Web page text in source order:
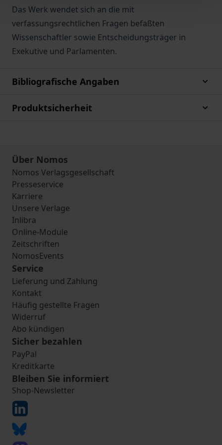
Das Werk wendet sich an die mit
verfassungsrechtlichen Fragen befaßten
Wissenschaftler sowie Entscheidungsträger in
Exekutive und Parlamenten.
Bibliografische Angaben
Produktsicherheit
Über Nomos
Nomos Verlagsgesellschaft
Presseservice
Karriere
Unsere Verlage
Inlibra
Online-Module
Zeitschriften
NomosEvents
Service
Lieferung und Zahlung
Kontakt
Häufig gestellte Fragen
Widerruf
Abo kündigen
Sicher bezahlen
PayPal
Kreditkarte
Bleiben Sie informiert
Shop-Newsletter